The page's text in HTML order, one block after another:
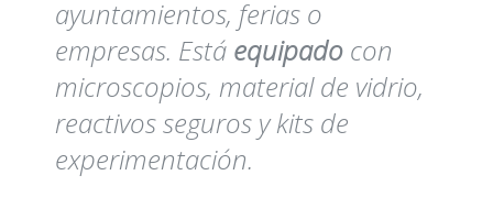
ayuntamientos, ferias o
empresas. Está equipado con
microscopios, material de vidrio,
reactivos seguros y kits de
experimentación.